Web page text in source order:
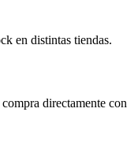
en distintas tiendas.
directamente con